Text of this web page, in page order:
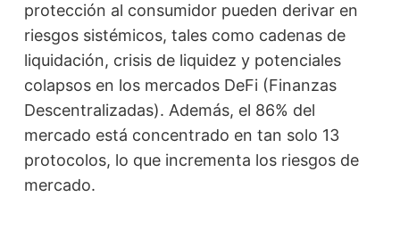
protección al consumidor pueden derivar en
riesgos sistémicos, tales como cadenas de
liquidación, crisis de liquidez y potenciales
colapsos en los mercados DeFi (Finanzas
Descentralizadas). Además, el 86% del
mercado está concentrado en tan solo 13
protocolos, lo que incrementa los riesgos de
mercado.